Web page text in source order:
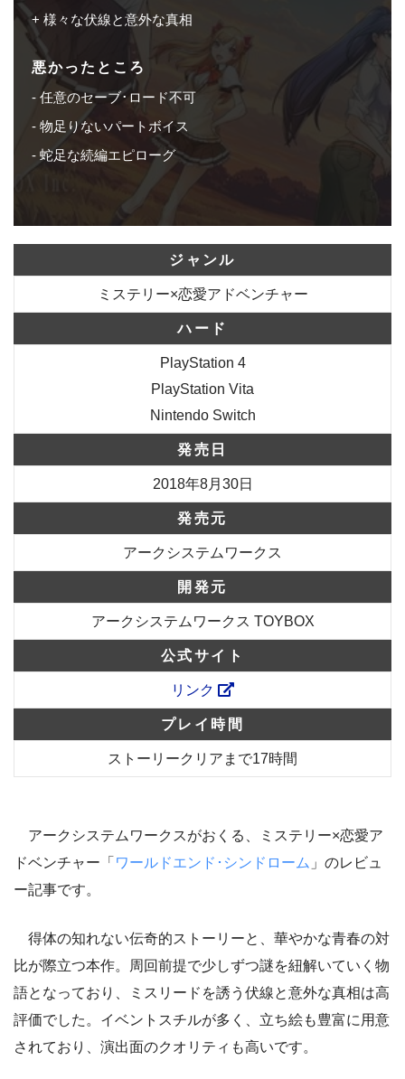
様々な伏線と意外な真相
悪かったところ
任意のセーブ･ロード不可
物足りないパートボイス
蛇足な続編エピローグ
ジャンル
ミステリー×恋愛アドベンチャー
ハード
PlayStation 4
PlayStation Vita
Nintendo Switch
発売日
2018年8月30日
発売元
アークシステムワークス
開発元
アークシステムワークス TOYBOX
公式サイト
リンク
プレイ時間
ストーリークリアまで17時間
アークシステムワークスがおくる、ミステリー×恋愛ア
ドベンチャー「 ワールドエンド･シンドローム 」のレビュ
ー記事です。
得体の知れない伝奇的ストーリーと、華やかな青春の対
比が際立つ本作。周回前提で少しずつ謎を紐解いていく物
語となっており、ミスリードを誘う伏線と意外な真相は高
評価でした。イベントスチルが多く、立ち絵も豊富に用意
されており、演出面のクオリティも高いです。